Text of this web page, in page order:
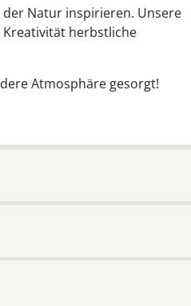
Natur inspirieren. Unsere
Kreativität herbstliche
Atmosphäre gesorgt!